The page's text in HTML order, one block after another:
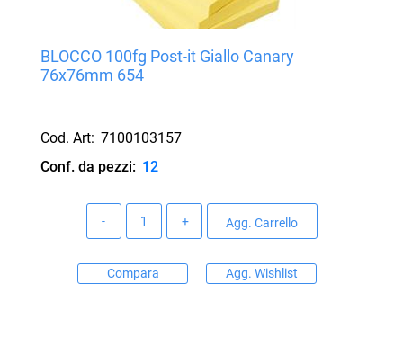
BLOCCO 100fg Post-it Giallo Canary
76x76mm 654
Cod. Art: 7100103157
Conf. da pezzi: 12
Agg. Carrello
Compara Agg. Wishlist